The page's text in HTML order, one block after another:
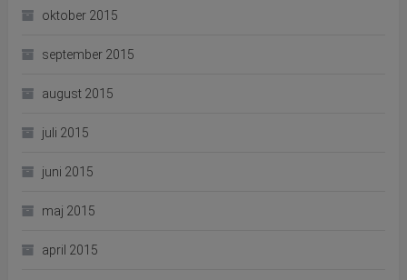
oktober 2015
september 2015
august 2015
juli 2015
juni 2015
maj 2015
april 2015